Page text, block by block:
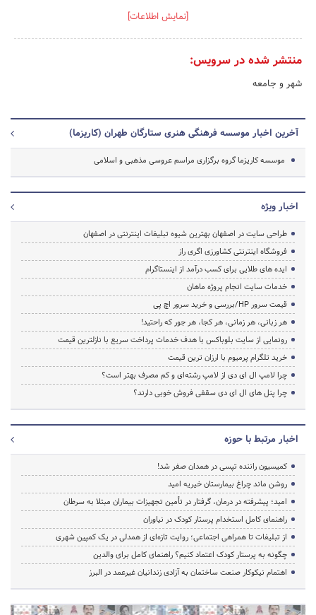
[نمایش اطلاعات]
منتشر شده در سرویس:
شهر و جامعه
آخرین اخبار موسسه فرهنگی هنری ستارگان طهران (کاریزما)
موسسه کاریزما گروه برگزاری مراسم عروسی مذهبی و اسلامی
اخبار ویژه
طراحی سایت در اصفهان بهترین شیوه تبلیغات اینترنتی در اصفهان
فروشگاه اینترنتی کشاورزی اگری راز
ایده های طلایی برای کسب درآمد از اینستاگرام
خدمات سایت انجام پروژه ماهان
قیمت سرور HP/بررسی و خرید سرور اچ پی
هر زبانی، هر زمانی، هر کجا، هر جور که راحتید!
رونمایی از سایت بلوباکس با هدف خدمات پرداخت سریع با نازلترین قیمت
خرید تلگرام پرمیوم با ارزان ترین قیمت
چرا لامپ ال ای دی از لامپ رشته‌ای و کم مصرف بهتر است؟
چرا پنل های ال ای دی سقفی فروش خوبی دارند؟
اخبار مرتبط با حوزه
کمیسیون راننده تپسی در همدان صفر شد!
روشن ماند چراغ بیمارستان خیریه امید
امید؛ پیشرفته در درمان، گرفتار در تأمین تجهیزات بیماران مبتلا به سرطان
راهنمای کامل استخدام پرستار کودک در نیاوران
از تبلیغات تا همراهی اجتماعی؛ روایت تازه‌ای از همدلی در یک کمپین شهری
چگونه به پرستار کودک اعتماد کنیم؟ راهنمای کامل برای والدین
اهتمام نیکوکار صنعت ساختمان به آزادی زندانیان غیرعمد در البرز